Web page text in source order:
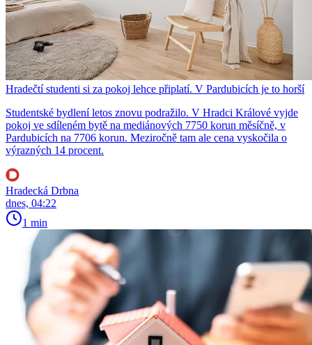
Hradečtí studenti si za pokoj lehce připlatí. V Pardubicích je to horší
Studentské bydlení letos znovu podražilo. V Hradci Králové vyjde
pokoj ve sdíleném bytě na mediánových 7750 korun měsíčně, v
Pardubicích na 7706 korun. Meziročně tam ale cena vyskočila o
výrazných 14 procent.
Hradecká Drbna
dnes, 04:22
1 min